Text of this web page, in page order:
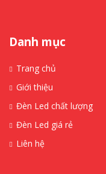
Danh mục
Trang chủ
Giới thiệu
Đèn Led chất lượng
Đèn Led giá rẻ
Liên hệ